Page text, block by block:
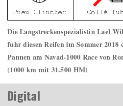
Die Langstreckenspezialistin Lael
fuhr diesen Reifen im Sommer
Pannen am Navad-1000 Race von
(1000 km mit 31.500 HM)
Digital